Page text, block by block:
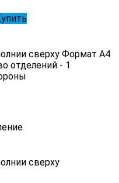
сверху Формат А4
отделений - 1
сверху